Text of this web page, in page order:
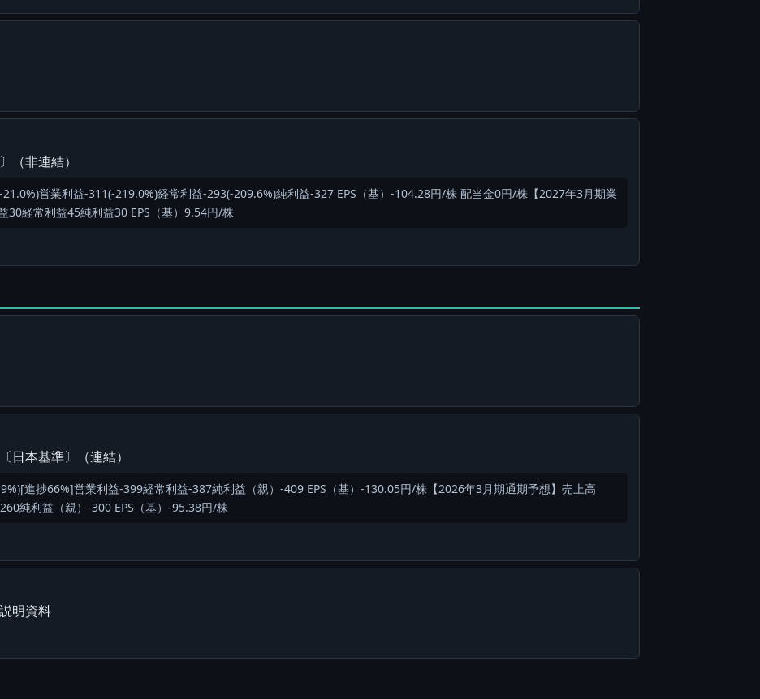
（非連結）
21.0%)営業利益-311(-219.0%)経常利益-293(-209.6%)純利益-327 EPS（基）-104.28円/株 配当金0円/株【2027年3月期業
30経常利益45純利益30 EPS（基）9.54円/株
日本基準〕（連結）
進捗66%]営業利益-399経常利益-387純利益（親）-409 EPS（基）-130.05円/株【2026年3月期通期予想】売上高
純利益（親）-300 EPS（基）-95.38円/株
明資料